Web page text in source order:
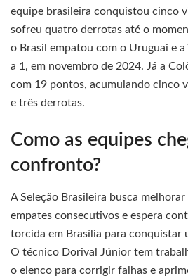
equipe brasileira conquistou cinco
sofreu quatro derrotas até o
o Brasil empatou com o Uruguai e a
a 1, em novembro de 2024. Já a
com 19 pontos, acumulando cinco
e três derrotas.
Como as equipes
confronto?
A Seleção Brasileira busca
empates consecutivos e espera
torcida em Brasília para conquistar
O técnico Dorival Júnior tem
o elenco para corrigir falhas e